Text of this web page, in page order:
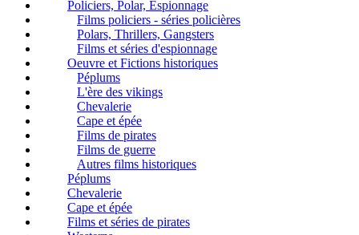
Policiers, Polar, Espionnage
Films policiers - séries policières
Polars, Thrillers, Gangsters
Films et séries d'espionnage
Oeuvre et Fictions historiques
Péplums
L'ère des vikings
Chevalerie
Cape et épée
Films de pirates
Films de guerre
Autres films historiques
Péplums
Chevalerie
Cape et épée
Films et séries de pirates